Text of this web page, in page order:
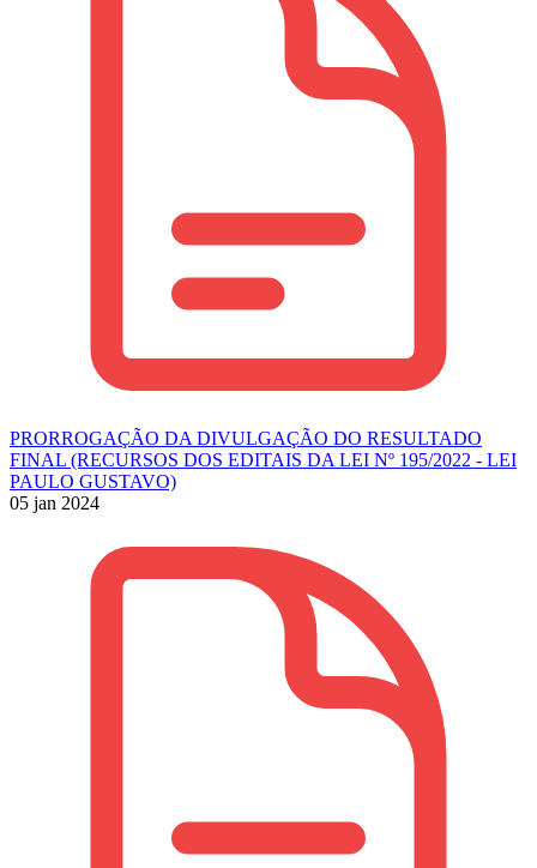
PRORROGAÇÃO DA DIVULGAÇÃO DO RESULTADO
FINAL (RECURSOS DOS EDITAIS DA LEI Nº 195/2022 - LEI
PAULO GUSTAVO)
05 jan 2024